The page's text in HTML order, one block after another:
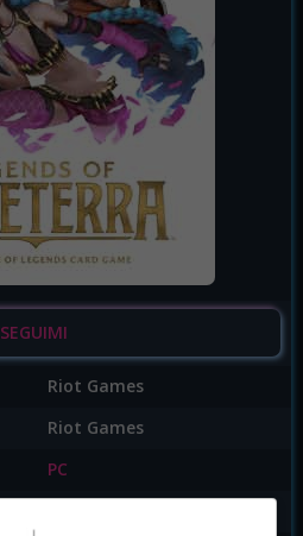
SEGUIMI
Riot Games
Riot Games
PC